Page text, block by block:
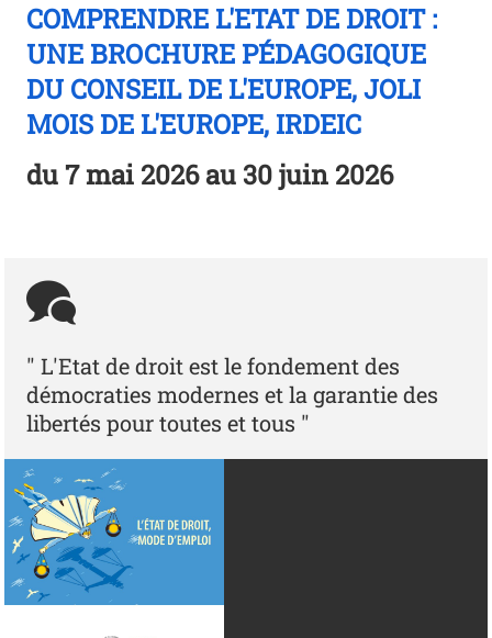
COMPRENDRE L'ETAT DE DROIT :
UNE BROCHURE PÉDAGOGIQUE
DU CONSEIL DE L'EUROPE, JOLI
MOIS DE L'EUROPE, IRDEIC
du 7 mai 2026 au 30 juin 2026
" L'Etat de droit est le fondement des
démocraties modernes et la garantie des
libertés pour toutes et tous "